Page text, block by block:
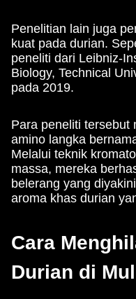
Penelitian lain juga
kuat pada durian.
peneliti dari Leibniz-
Biology, Technical
pada 2019.
Para peneliti tersebut
amino langka
Melalui teknik
massa, mereka
belerang yang
aroma khas durian
Cara
Durian di